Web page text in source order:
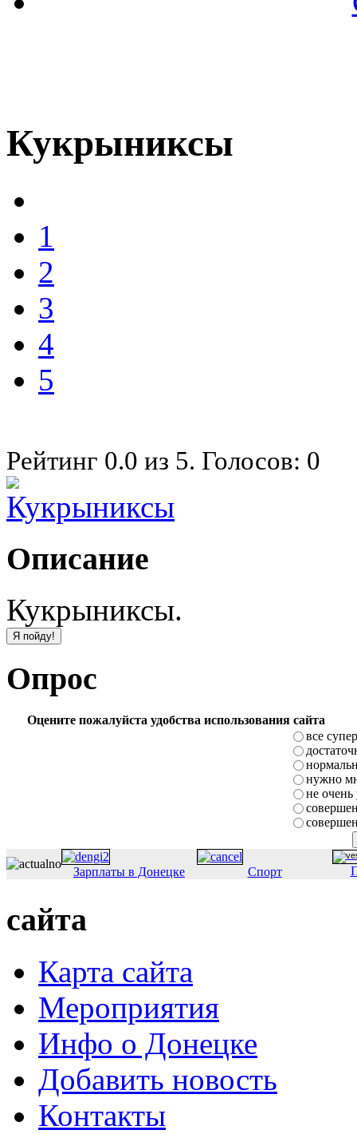
Кукрыниксы
1
2
3
4
5
Рейтинг 0.0 из 5. Голосов: 0
Описание
Кукрыниксы.
Опрос
Оцените пожалуйста удобства использования сайта
все супер
нужно
не очень
Зарплаты в Донецке Спорт
сайта
Карта сайта
Мероприятия
Инфо о Донецке
Добавить новость
Контакты